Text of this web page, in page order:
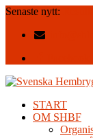
Senaste nytt:
START
OM SHBF